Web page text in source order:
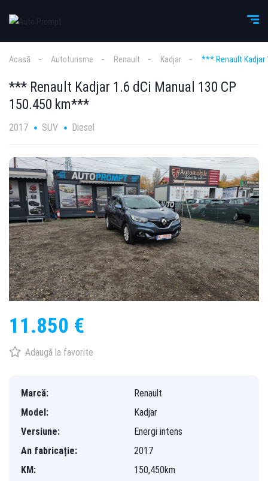
Acasă Autoturisme Renault Kadjar *** Renault Kadjar
*** Renault Kadjar 1.6 dCi Manual 130 CP
150.450 km***
2017 SUV Diesel
11.850 €
Adaugă la favorite
Marcă:
Renault
Model:
Kadjar
Versiune:
Energi intens
An fabricație:
2017
KM:
150,450km